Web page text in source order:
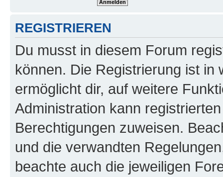
REGISTRIEREN
Du musst in diesem Forum
können. Die Registrierung ist in
ermöglicht dir, auf weitere
Administration kann
Berechtigungen zuweisen.
und die verwandten
beachte auch die jeweiligen